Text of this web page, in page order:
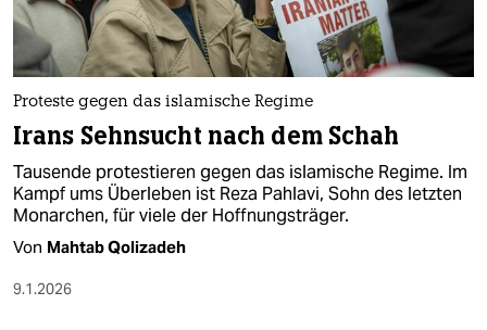
Proteste gegen das islamische Regime
Irans Sehnsucht nach dem Schah
Tausende protestieren gegen das islamische Regime. Im
Kampf ums Überleben ist Reza Pahlavi, Sohn des letzten
Monarchen, für viele der Hoffnungsträger.
Von Mahtab Qolizadeh
9.1.2026